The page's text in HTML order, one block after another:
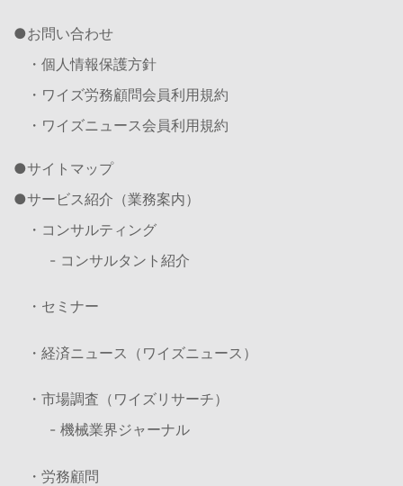
お問い合わせ
・個人情報保護方針
・ワイズ労務顧問会員利用規約
・ワイズニュース会員利用規約
サイトマップ
サービス紹介（業務案内）
・コンサルティング
- コンサルタント紹介
・セミナー
・経済ニュース（ワイズニュース）
・市場調査（ワイズリサーチ）
- 機械業界ジャーナル
・労務顧問